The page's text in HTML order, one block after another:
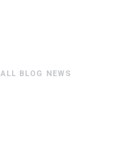
ALL BLOG NEWS